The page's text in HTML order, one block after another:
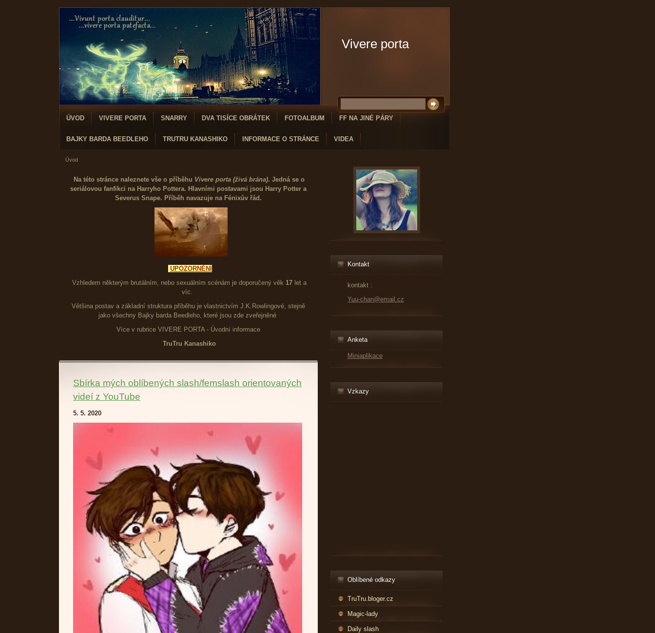
Vivere porta
ÚVOD VIVERE PORTA SNARRY DVA TISÍCE OBRÁTEK FOTOALBUM FF NA JINÉ PÁRY
BAJKY BARDA BEEDLEHO TRUTRU KANASHIKO INFORMACE O STRÁNCE VIDEA
Úvod
Na této stránce naleznete vše o příběhu Vivere porta (živá brána). Jedná se o
seriálovou fanfikci na Harryho Pottera. Hlavními postavami jsou Harry Potter a
Severus Snape. Příběh navazuje na Fénixův řád.
UPOZORNĚNÍ
Vzhledem některým brutálním, nebo sexuálním scénám je doporučený věk 17let a
víc.
Většina postav a základní struktura příběhu je vlastnictvím J.K.Rowlingové, stejně
jako všechny Bajky barda Beedleho, které jsou zde zveřejněné
Více v rubrice VIVERE PORTA - Úvodní informace
TruTru Kanashiko
Sbírka mých oblíbených slash/femslash orientovaných
videí z YouTube
5. 5. 2020
Kontakt
kontakt :
Yuu-chan@email.cz
Anketa
Miniaplikace
Vzkazy
Oblíbené odkazy
TruTru.bloger.cz
Magic-lady
Daily slash